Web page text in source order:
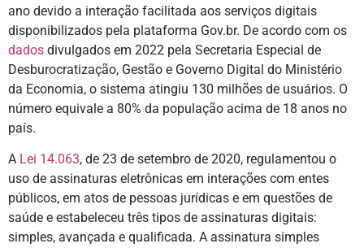
ano devido a interação facilitada aos serviços digitais
disponibilizados pela plataforma Gov.br. De acordo com os
dados divulgados em 2022 pela Secretaria Especial de
Desburocratização, Gestão e Governo Digital do Ministério
da Economia, o sistema atingiu 130 milhões de usuários. O
número equivale a 80% da população acima de 18 anos no
país.
A Lei 14.063, de 23 de setembro de 2020, regulamentou o
uso de assinaturas eletrônicas em interações com entes
públicos, em atos de pessoas jurídicas e em questões de
saúde e estabeleceu três tipos de assinaturas digitais:
simples, avançada e qualificada. A assinatura simples